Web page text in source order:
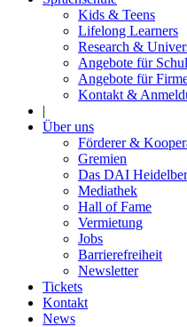
Kids & Teens
Lifelong Learners
Research &
Angebote für
Angebote für
Kontakt &
|
Über uns
Förderer &
Gremien
Das DAI
Mediathek
Hall of Fame
Vermietung
Jobs
Barrierefreiheit
Newsletter
Tickets
Kontakt
News